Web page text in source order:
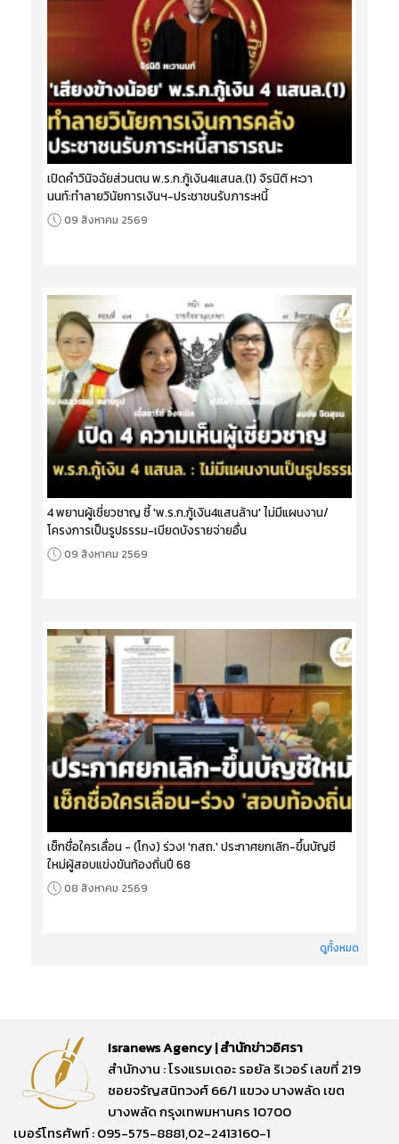
เปิดคำวินิจฉัยส่วนตน พ.ร.ก.กู้เงิน4แสนล.(1) จิรนิติ หะวา
นนท์:ทำลายวินัยการเงินฯ-ประชาชนรับภาระหนี้
09 สิงหาคม 2569
4 พยานผู้เชี่ยวชาญ ชี้ 'พ.ร.ก.กู้เงิน4แสนล้าน' ไม่มีแผนงาน/
โครงการเป็นรูปธรรม-เบียดบังรายจ่ายอื่น
09 สิงหาคม 2569
เช็กชื่อใครเลื่อน - (โกง) ร่วง! 'กสถ.' ประกาศยกเลิก-ขึ้นบัญชี
ใหม่ผู้สอบแข่งขันท้องถิ่นปี 68
08 สิงหาคม 2569
ดูทั้งหมด
Isranews Agency | สำนักข่าวอิศรา
สำนักงาน : โรงแรมเดอะ รอยัล ริเวอร์ เลขที่ 219
ซอยจรัญสนิทวงศ์ 66/1 แขวง บางพลัด เขต
บางพลัด กรุงเทพมหานคร 10700
เบอร์โทรศัพท์ : 095-575-8881,02-2413160-1